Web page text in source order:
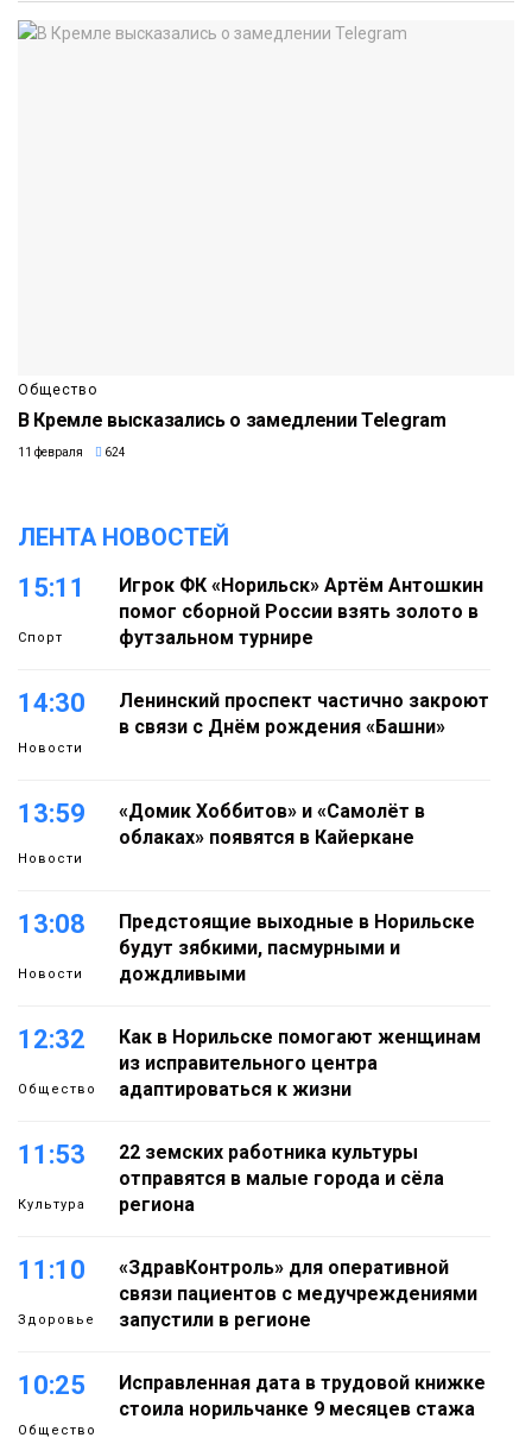
Общество
В Кремле высказались о замедлении Telegram
11 февраля 624
ЛЕНТА НОВОСТЕЙ
15:11
Спорт
Игрок ФК «Норильск» Артём Антошкин
помог сборной России взять золото в
футзальном турнире
14:30
Новости
Ленинский проспект частично закроют
в связи с Днём рождения «Башни»
13:59
Новости
«Домик Хоббитов» и «Самолёт в
облаках» появятся в Кайеркане
13:08
Новости
Предстоящие выходные в Норильске
будут зябкими, пасмурными и
дождливыми
12:32
Общество
Как в Норильске помогают женщинам
из исправительного центра
адаптироваться к жизни
11:53
Культура
22 земских работника культуры
отправятся в малые города и сёла
региона
11:10
Здоровье
«ЗдравКонтроль» для оперативной
связи пациентов с медучреждениями
запустили в регионе
10:25
Общество
Исправленная дата в трудовой книжке
стоила норильчанке 9 месяцев стажа